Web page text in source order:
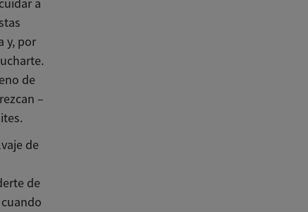
a
y, por
de
–
de
de